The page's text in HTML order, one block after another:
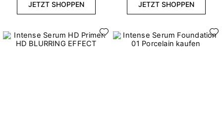
36
Lose
JETZT SHOPPEN JETZT SHOPPEN